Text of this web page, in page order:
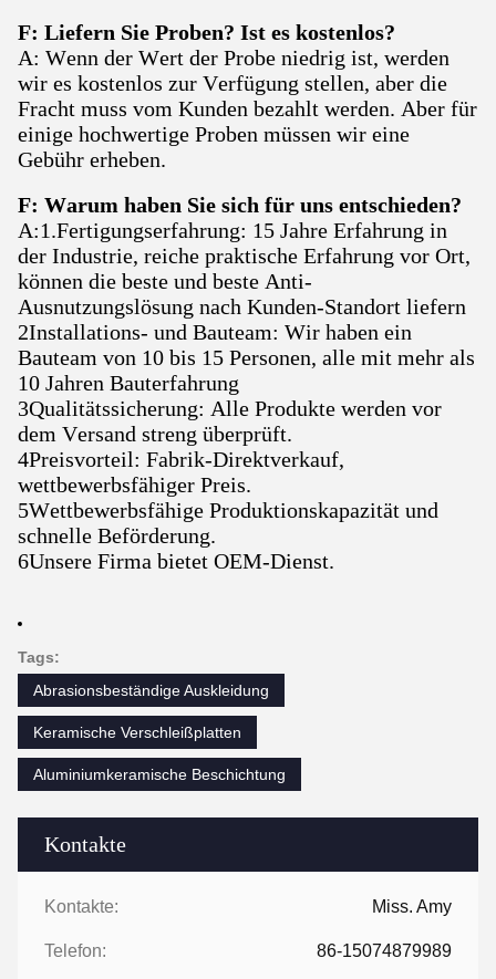
Kontakte
Kontakte: Miss. Amy
Telefon: 86-15074879989
F: Liefern Sie Proben? Ist es kostenlos?
A: Wenn der Wert der Probe niedrig ist, werden
wir es kostenlos zur Verfügung stellen, aber die
Fracht muss vom Kunden bezahlt werden. Aber für
einige hochwertige Proben müssen wir eine
Gebühr erheben.
F: Warum haben Sie sich für uns entschieden?
A:1.Fertigungserfahrung: 15 Jahre Erfahrung in
der Industrie, reiche praktische Erfahrung vor Ort,
können die beste und beste Anti-
Ausnutzungslösung nach Kunden-Standort liefern
2Installations- und Bauteam: Wir haben ein
Bauteam von 10 bis 15 Personen, alle mit mehr als
10 Jahren Bauterfahrung
3Qualitätssicherung: Alle Produkte werden vor
dem Versand streng überprüft.
4Preisvorteil: Fabrik-Direktverkauf,
wettbewerbsfähiger Preis.
5Wettbewerbsfähige Produktionskapazität und
schnelle Beförderung.
6Unsere Firma bietet OEM-Dienst.
Tags:
Abrasionsbeständige Auskleidung
Keramische Verschleißplatten
Aluminiumkeramische Beschichtung